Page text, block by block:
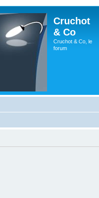
Cruchot
& Co
Cruchot & Co, le
forum